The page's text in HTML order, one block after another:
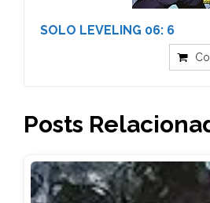
SOLO LEVELING 06: 6
Posts